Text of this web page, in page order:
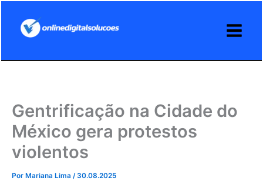
Gentrificação na Cidade do
México gera protestos
violentos
Por Mariana Lima /30.08.2025